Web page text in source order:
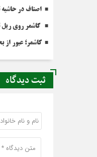
اصناف در حاشیه
کاشمر روی ریل
کاشمر؛ عبور از
ثبت دیدگاه